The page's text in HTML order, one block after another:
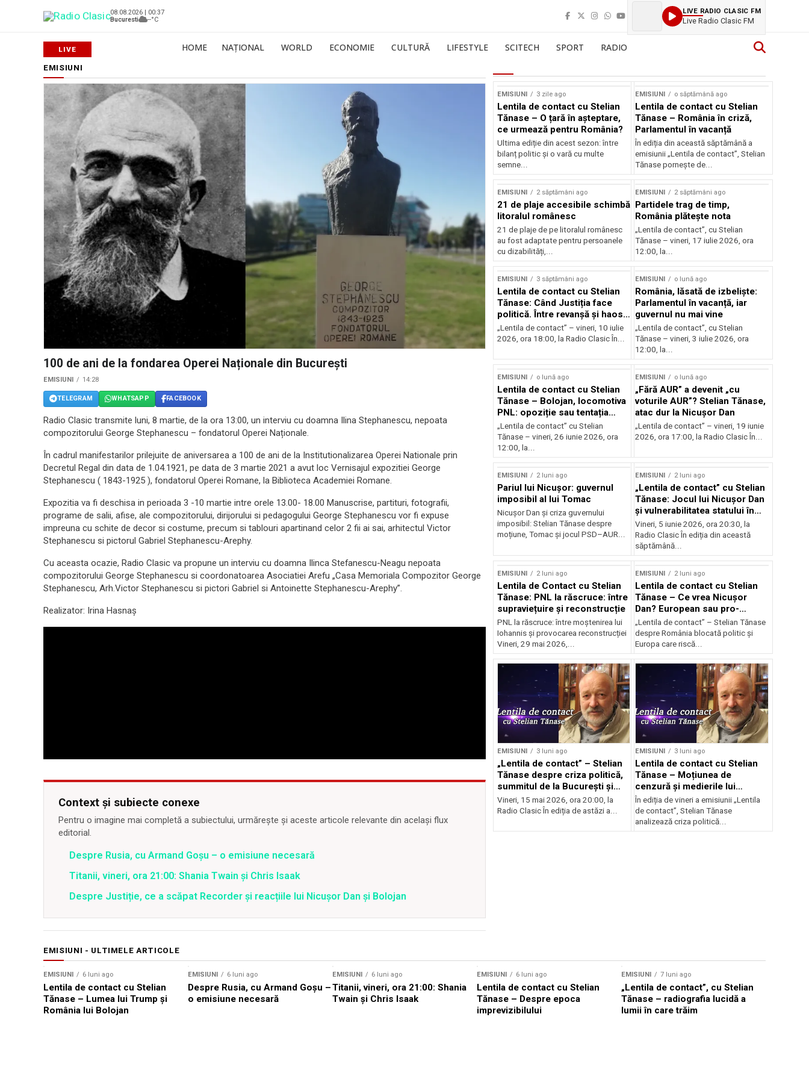
08.08.2026 | 00:37
Bucuresti
--°C
LIVE RADIO CLASIC FM
Live Radio Clasic FM
HOME NAȚIONAL WORLD ECONOMIE CULTURĂ LIFESTYLE SCITECH SPORT RADIO
EMISIUNI
100 de ani de la fondarea Operei Naționale din București
EMISIUNI 14:28
TELEGRAM WHATSAPP FACEBOOK
Radio Clasic transmite luni, 8 martie, de la ora 13:00, un interviu cu doamna Ilina Stephanescu, nepoata
compozitorului George Stephanescu – fondatorul Operei Naționale.
În cadrul manifestarilor prilejuite de aniversarea a 100 de ani de la Institutionalizarea Operei Nationale prin
Decretul Regal din data de 1.04.1921, pe data de 3 martie 2021 a avut loc Vernisajul expozitiei George
Stephanescu ( 1843-1925 ), fondatorul Operei Romane, la Biblioteca Academiei Romane.
Expozitia va fi deschisa in perioada 3 -10 martie intre orele 13.00- 18.00 Manuscrise, partituri, fotografii,
programe de salii, afise, ale compozitorului, dirijorului si pedagogului George Stephanescu vor fi expuse
impreuna cu schite de decor si costume, precum si tablouri apartinand celor 2 fii ai sai, arhitectul Victor
Stephanescu si pictorul Gabriel Stephanescu-Arephy.
Cu aceasta ocazie, Radio Clasic va propune un interviu cu doamna Ilinca Stefanescu-Neagu nepoata
compozitorului George Stephanescu si coordonatoarea Asociatiei Arefu „Casa Memoriala Compozitor George
Stephanescu, Arh.Victor Stephanescu si pictori Gabriel si Antoinette Stephanescu-Arephy”.
Realizator: Irina Hasnaș
Context și subiecte conexe
Pentru o imagine mai completă a subiectului, urmărește și aceste articole relevante din același flux
editorial.
Despre Rusia, cu Armand Goșu – o emisiune necesară
Titanii, vineri, ora 21:00: Shania Twain și Chris Isaak
Despre Justiție, ce a scăpat Recorder și reacțiile lui Nicușor Dan și Bolojan
EMISIUNI 3 zile ago
Lentila de contact cu Stelian
Tănase – O țară în așteptare,
ce urmează pentru România?
Ultima ediție din acest sezon: între
bilanț politic și o vară cu multe
semne...
EMISIUNI o săptămână ago
Lentila de contact cu Stelian
Tănase – România în criză,
Parlamentul în vacanță
În ediția din această săptămână a
emisiunii „Lentila de contact”, Stelian
Tănase pornește de...
EMISIUNI 2 săptămâni ago
21 de plaje accesibile schimbă
litoralul românesc
21 de plaje de pe litoralul românesc
au fost adaptate pentru persoanele
cu dizabilități,...
EMISIUNI 2 săptămâni ago
Partidele trag de timp,
România plătește nota
„Lentila de contact”, cu Stelian
Tănase – vineri, 17 iulie 2026, ora
12:00, la...
EMISIUNI 3 săptămâni ago
Lentila de contact cu Stelian
Tănase: Când Justiția face
politică. Între revanșă și haos
instituțional
„Lentila de contact” – vineri, 10 iulie
2026, ora 18:00, la Radio Clasic În...
EMISIUNI o lună ago
România, lăsată de izbeliște:
Parlamentul în vacanță, iar
guvernul nu mai vine
„Lentila de contact”, cu Stelian
Tănase – vineri, 3 iulie 2026, ora
12:00, la...
EMISIUNI o lună ago
Lentila de contact cu Stelian
Tănase – Bolojan, locomotiva
PNL: opoziție sau tentația
puterii?
„Lentila de contact” cu Stelian
Tănase – vineri, 26 iunie 2026, ora
12:00, la...
EMISIUNI o lună ago
„Fără AUR” a devenit „cu
voturile AUR”? Stelian Tănase,
atac dur la Nicușor Dan
„Lentila de contact” – vineri, 19 iunie
2026, ora 17:00, la Radio Clasic În...
EMISIUNI 2 luni ago
Pariul lui Nicușor: guvernul
imposibil al lui Tomac
Nicușor Dan și criza guvernului
imposibil: Stelian Tănase despre
moțiune, Tomac și jocul PSD–AUR...
EMISIUNI 2 luni ago
„Lentila de contact” cu Stelian
Tănase: Jocul lui Nicușor Dan
și vulnerabilitatea statului în
fața crizelor
Vineri, 5 iunie 2026, ora 20:30, la
Radio Clasic În ediția din această
săptămână...
EMISIUNI 2 luni ago
Lentila de Contact cu Stelian
Tănase: PNL la răscruce: între
supraviețuire și reconstrucție
PNL la răscruce: între moștenirea lui
Iohannis și provocarea reconstrucției
Vineri, 29 mai 2026,...
EMISIUNI 2 luni ago
Lentila de contact cu Stelian
Tănase – Ce vrea Nicușor
Dan? European sau pro-
occidental?
„Lentila de contact” – Stelian Tănase
despre România blocată politic și
Europa care riscă...
EMISIUNI 3 luni ago
„Lentila de contact” – Stelian
Tănase despre criza politică,
summitul de la București și
ascensiunea lui Bolojan
Vineri, 15 mai 2026, ora 20:00, la
Radio Clasic În ediția de astăzi a...
EMISIUNI 3 luni ago
Lentila de contact cu Stelian
Tănase – Moțiunea de
cenzură și medierile lui
Nicușor
În ediția de vineri a emisiunii „Lentila
de contact”, Stelian Tănase
analizează criza politică...
EMISIUNI - ULTIMELE ARTICOLE
EMISIUNI 6 luni ago
Lentila de contact cu Stelian
Tănase – Lumea lui Trump și
România lui Bolojan
EMISIUNI 6 luni ago
Despre Rusia, cu Armand Goșu –
o emisiune necesară
EMISIUNI 6 luni ago
Titanii, vineri, ora 21:00: Shania
Twain și Chris Isaak
EMISIUNI 6 luni ago
Lentila de contact cu Stelian
Tănase – Despre epoca
imprevizibilului
EMISIUNI 7 luni ago
„Lentila de contact”, cu Stelian
Tănase – radiografia lucidă a
lumii în care trăim